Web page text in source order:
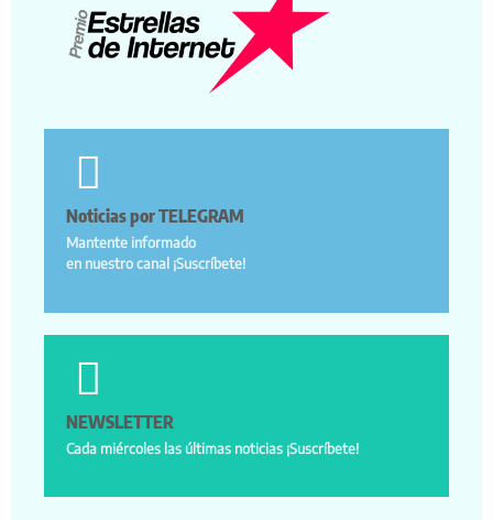
Noticias por TELEGRAM
Mantente informado
en nuestro canal ¡Suscríbete!
NEWSLETTER
Cada miércoles las últimas noticias ¡Suscríbete!